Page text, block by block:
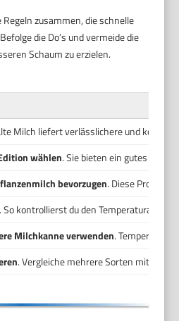
zusammen, die schnelle
die Do’s und vermeide die
Schaum zu erzielen.
Milch liefert verlässlichere und
wählen. Sie bieten ein gutes
bevorzugen. Diese
. So kontrollierst du den
Milchkanne verwenden.
. Vergleiche mehrere Sorten mit